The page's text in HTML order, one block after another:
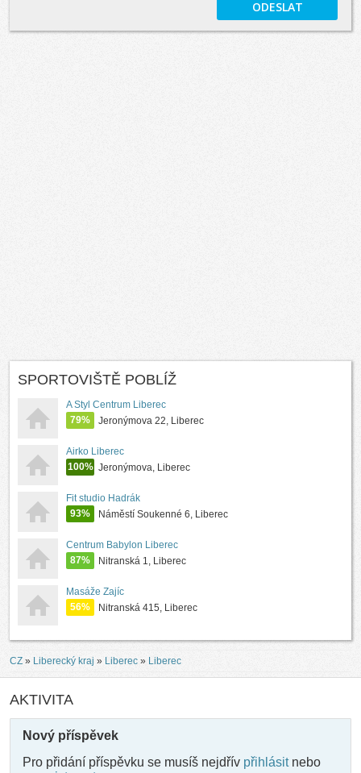
SPORTOVIŠTĚ POBLÍŽ
A Styl Centrum Liberec
79%
Jeronýmova 22, Liberec
Airko Liberec
100% Jeronýmova, Liberec
Fit studio Hadrák
93%
Náměstí Soukenné 6, Liberec
Centrum Babylon Liberec
87%
Nitranská 1, Liberec
Masáže Zajíc
56%
Nitranská 415, Liberec
CZ » Liberecký kraj » Liberec » Liberec
AKTIVITA
Nový příspěvek
Pro přidání příspěvku se musíš nejdřív přihlásitnebo